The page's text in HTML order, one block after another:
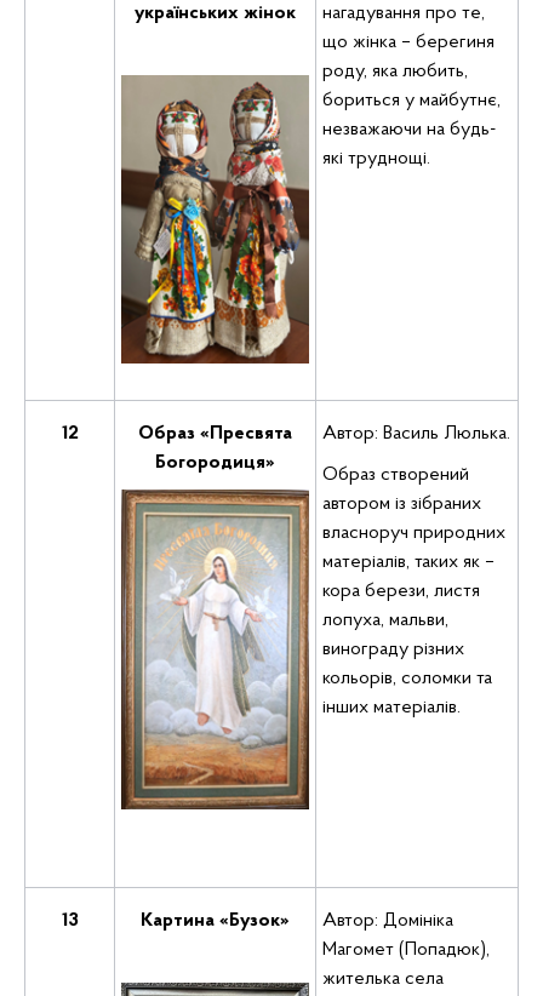
українських жінок
нагадування про те,
що жінка – берегиня
роду, яка любить,
бориться у майбутнє,
незважаючи на будь-
які труднощі.
12
Образ «Пресвята
Богородиця»
Автор: Василь Люлька.
Образ створений
автором із зібраних
власноруч природних
матеріалів, таких як –
кора берези, листя
лопуха, мальви,
винограду різних
кольорів, соломки та
інших матеріалів.
13 Картина «Бузок»
Автор: Домініка
Магомет (Попадюк),
жителька села